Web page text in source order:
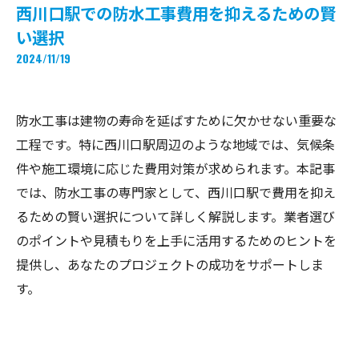
西川口駅での防水工事費用を抑えるための賢
い選択
2024/11/19
防水工事は建物の寿命を延ばすために欠かせない重要な
工程です。特に西川口駅周辺のような地域では、気候条
件や施工環境に応じた費用対策が求められます。本記事
では、防水工事の専門家として、西川口駅で費用を抑え
るための賢い選択について詳しく解説します。業者選び
のポイントや見積もりを上手に活用するためのヒントを
提供し、あなたのプロジェクトの成功をサポートしま
す。